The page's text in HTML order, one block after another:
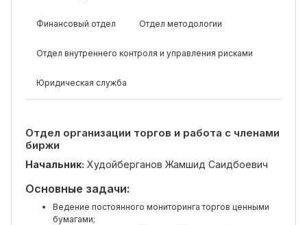
Финансовый отдел Отдел методологии
Отдел внутреннего контроля и управления рисками
Юридическая служба
Отдел организации торгов и работа с членами
биржи
Начальник: Худойберганов Жамшид Саидбоевич
Основные задачи:
Ведение постоянного мониторинга торгов ценными
бумагами;